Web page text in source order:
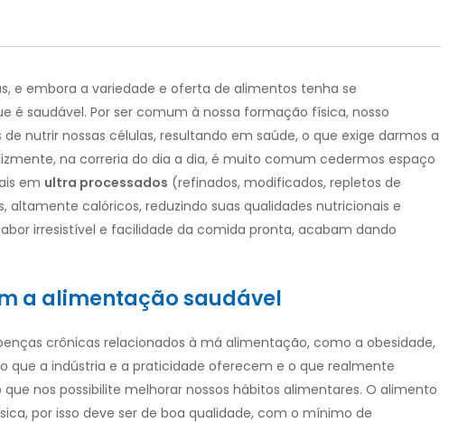
e embora a variedade e oferta de alimentos tenha se
é saudável. Por ser comum à nossa formação física, nosso
nutrir nossas células, resultando em saúde, o que exige darmos a
na correria do dia a dia, é muito comum cedermos espaço
em ultra processados (refinados, modificados, repletos de
altamente calóricos, reduzindo suas qualidades nutricionais e
irresistível e facilidade da comida pronta, acabam dando
a alimentação saudável
crônicas relacionados à má alimentação, como a obesidade,
que a indústria e a praticidade oferecem e o que realmente
nos possibilite melhorar nossos hábitos alimentares. O alimento
por isso deve ser de boa qualidade, com o mínimo de